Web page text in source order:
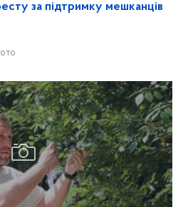
за підтримку мешканців